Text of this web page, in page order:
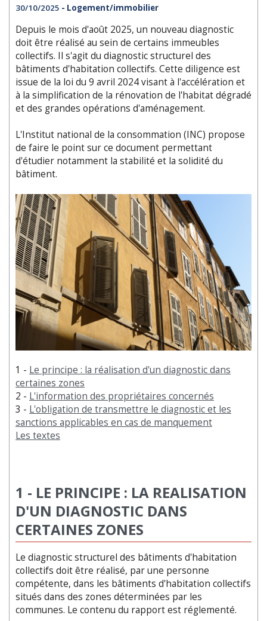
30/10/2025 - Logement/immobilier
Depuis le mois d'août 2025, un nouveau diagnostic
doit être réalisé au sein de certains immeubles
collectifs. Il s'agit du diagnostic structurel des
bâtiments d'habitation collectifs. Cette diligence est
issue de la loi du 9 avril 2024 visant à l'accélération et
à la simplification de la rénovation de l'habitat dégradé
et des grandes opérations d'aménagement.
L'Institut national de la consommation (INC) propose
de faire le point sur ce document permettant
d'étudier notamment la stabilité et la solidité du
bâtiment.
1 - Le principe : la réalisation d'un diagnostic dans
certaines zones
2 - L'information des propriétaires concernés
3 - L'obligation de transmettre le diagnostic et les
sanctions applicables en cas de manquement
Les textes
1 - LE PRINCIPE : LA REALISATION
D'UN DIAGNOSTIC DANS
CERTAINES ZONES
Le diagnostic structurel des bâtiments d'habitation
collectifs doit être réalisé, par une personne
compétente, dans les bâtiments d'habitation collectifs
situés dans des zones déterminées par les
communes. Le contenu du rapport est réglementé.